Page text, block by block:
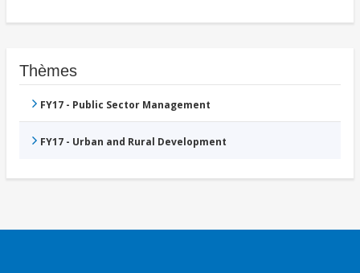
Thèmes
FY17 - Public Sector Management
FY17 - Urban and Rural Development